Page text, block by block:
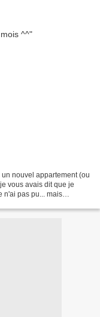
nouvel appartement (ou
vous avais dit que je
n'ai pas pu... mais